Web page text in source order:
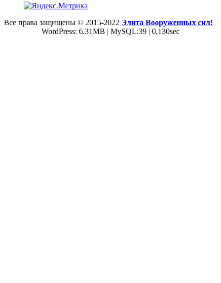
Все права защищены © 2015-2022 Элита Вооруженных сил!
WordPress: 6.31MB | MySQL:39 | 0,130sec